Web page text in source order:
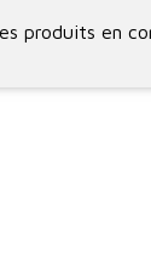
produits en